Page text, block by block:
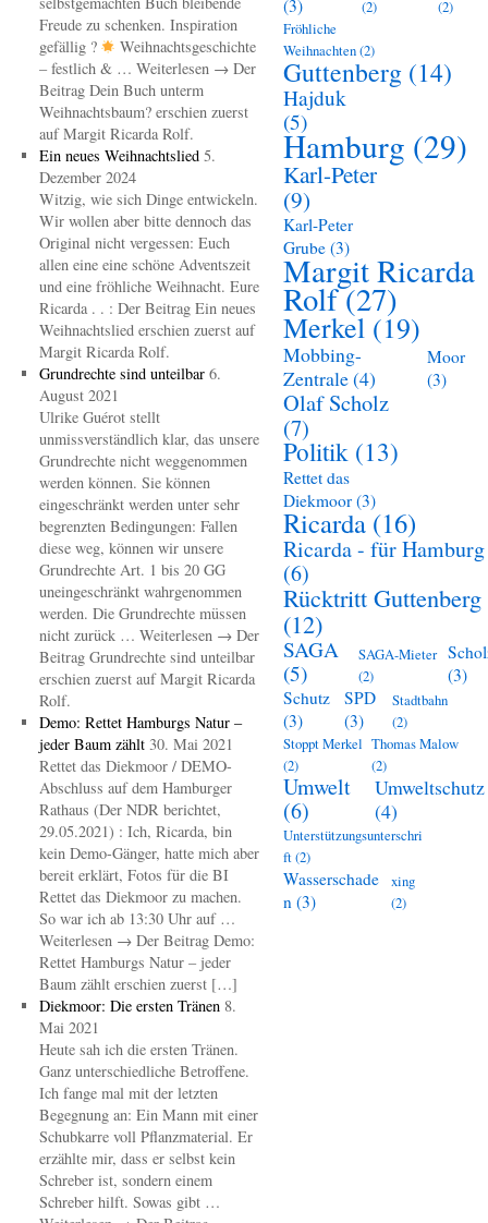
Freude zu schenken. Inspiration
gefällig ?
Weihnachtsgeschichte
– festlich & … Weiterlesen → Der
Beitrag Dein Buch unterm
Weihnachtsbaum? erschien zuerst
auf Margit Ricarda Rolf.
Ein neues Weihnachtslied 5.
Dezember 2024
Witzig, wie sich Dinge entwickeln.
Wir wollen aber bitte dennoch das
Original nicht vergessen: Euch
allen eine eine schöne Adventszeit
und eine fröhliche Weihnacht. Eure
Ricarda . . : Der Beitrag Ein neues
Weihnachtslied erschien zuerst auf
Margit Ricarda Rolf.
Grundrechte sind unteilbar 6.
August 2021
Ulrike Guérot stellt
unmissverständlich klar, das unsere
Grundrechte nicht weggenommen
werden können. Sie können
eingeschränkt werden unter sehr
begrenzten Bedingungen: Fallen
diese weg, können wir unsere
Grundrechte Art. 1 bis 20 GG
uneingeschränkt wahrgenommen
werden. Die Grundrechte müssen
nicht zurück … Weiterlesen → Der
Beitrag Grundrechte sind unteilbar
erschien zuerst auf Margit Ricarda
Rolf.
Demo: Rettet Hamburgs Natur –
jeder Baum zählt 30. Mai 2021
Rettet das Diekmoor / DEMO-
Abschluss auf dem Hamburger
Rathaus (Der NDR berichtet,
29.05.2021) : Ich, Ricarda, bin
kein Demo-Gänger, hatte mich aber
bereit erklärt, Fotos für die BI
Rettet das Diekmoor zu machen.
So war ich ab 13:30 Uhr auf …
Weiterlesen → Der Beitrag Demo:
Rettet Hamburgs Natur – jeder
Baum zählt erschien zuerst […]
Diekmoor: Die ersten Tränen 8.
Mai 2021
Heute sah ich die ersten Tränen.
Ganz unterschiedliche Betroffene.
Ich fange mal mit der letzten
Begegnung an: Ein Mann mit einer
Schubkarre voll Pflanzmaterial. Er
erzählte mir, dass er selbst kein
Schreber ist, sondern einem
Schreber hilft. Sowas gibt …
(3) (2)
(2)
Fröhliche
Weihnachten(2)
Guttenberg (14)
Hajduk
(5)
Hamburg (29)
Karl-Peter
(9)
Karl-Peter
Grube (3)
Margit Ricarda
Rolf(27)
Merkel (19)
Mobbing-
Zentrale(4)
Moor
(3)
Olaf Scholz
(7)
Politik (13)
Rettet das
Diekmoor (3)
Ricarda (16)
Ricarda - für Hamburg
(6)
Rücktritt Guttenberg
(12)
SAGA
(5)
SAGA-Mieter
(2)
(3)
Schutz
(3)
SPD
(3)
Stadtbahn
(2)
Stoppt Merkel
(2)
Thomas Malow
(2)
Umwelt
(6)
Umweltschutz
(4)
Unterstützungsunterschri
ft(2)
Wasserschade
n (3)
xing
(2)